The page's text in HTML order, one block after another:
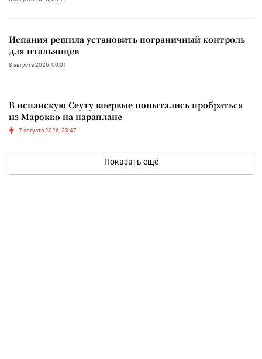
Испания решила установить пограничный контроль
для итальянцев
8 августа 2026, 00:01
В испанскую Сеуту впервые попытались пробраться
из Марокко на параплане
7 августа 2026, 23:47
Показать ещё